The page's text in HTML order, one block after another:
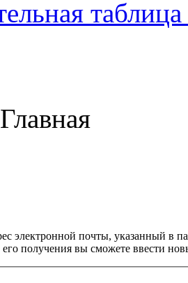
Главная
электронной почты, указанный в
получения вы сможете ввести